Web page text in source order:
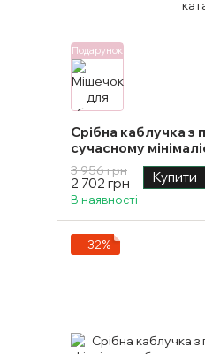
Подарунок
Срібна каблучка з
сучасному
розмір
3 956 грн
2 702 грн Купити
В наявності
−32%